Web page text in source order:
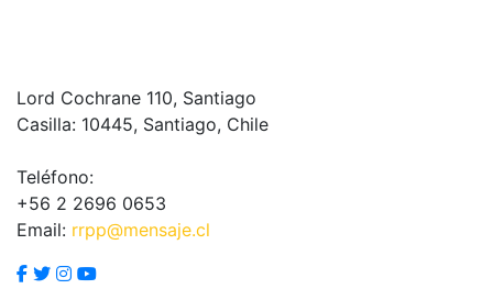
Lord Cochrane 110, Santiago
Casilla: 10445, Santiago, Chile
Teléfono:
+56 2 2696 0653
Email: rrpp@mensaje.cl